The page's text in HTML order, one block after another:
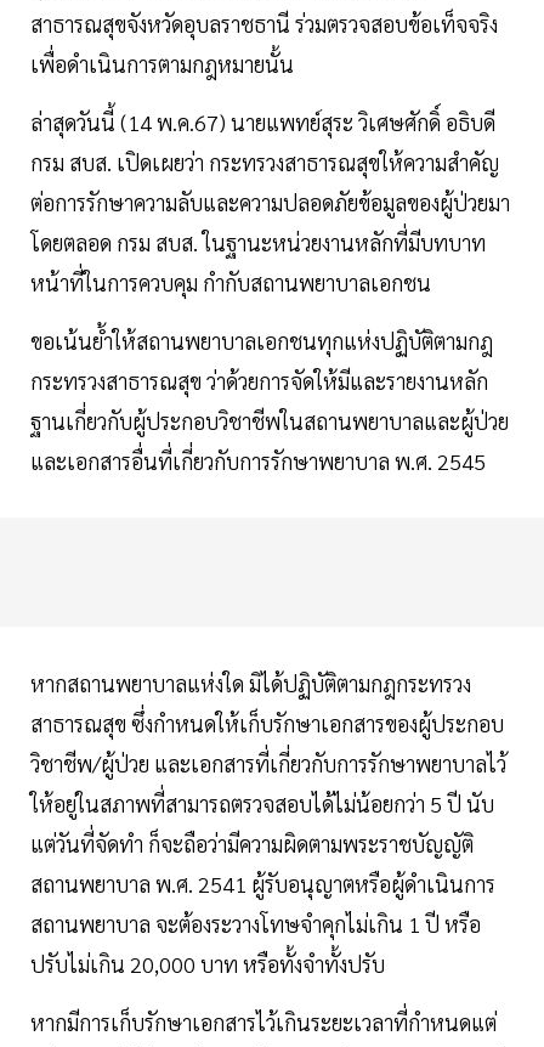
สาธารณสุขจังหวัดอุบลราชธานี ร่วมตรวจสอบข้อเท็จจริง
เพื่อดำเนินการตามกฎหมายนั้น
ล่าสุดวันนี้ (14 พ.ค.67) นายแพทย์สุระ วิเศษศักดิ์ อธิบดี
กรม สบส. เปิดเผยว่า กระทรวงสาธารณสุขให้ความสำคัญ
ต่อการรักษาความลับและความปลอดภัยข้อมูลของผู้ป่วยมา
โดยตลอด กรม สบส. ในฐานะหน่วยงานหลักที่มีบทบาท
หน้าที่ในการควบคุม กำกับสถานพยาบาลเอกชน
ขอเน้นย้ำให้สถานพยาบาลเอกชนทุกแห่งปฏิบัติตามกฎ
กระทรวงสาธารณสุข ว่าด้วยการจัดให้มีและรายงานหลัก
ฐานเกี่ยวกับผู้ประกอบวิชาชีพในสถานพยาบาลและผู้ป่วย
และเอกสารอื่นที่เกี่ยวกับการรักษาพยาบาล พ.ศ. 2545
หากสถานพยาบาลแห่งใด มิได้ปฏิบัติตามกฎกระทรวง
สาธารณสุข ซึ่งกำหนดให้เก็บรักษาเอกสารของผู้ประกอบ
วิชาชีพ/ผู้ป่วย และเอกสารที่เกี่ยวกับการรักษาพยาบาลไว้
ให้อยู่ในสภาพที่สามารถตรวจสอบได้ไม่น้อยกว่า 5 ปี นับ
แต่วันที่จัดทำ ก็จะถือว่ามีความผิดตามพระราชบัญญัติ
สถานพยาบาล พ.ศ. 2541 ผู้รับอนุญาตหรือผู้ดำเนินการ
สถานพยาบาล จะต้องระวางโทษจำคุกไม่เกิน 1 ปี หรือ
ปรับไม่เกิน 20,000 บาท หรือทั้งจำทั้งปรับ
หากมีการเก็บรักษาเอกสารไว้เกินระยะเวลาที่กำหนดแต่